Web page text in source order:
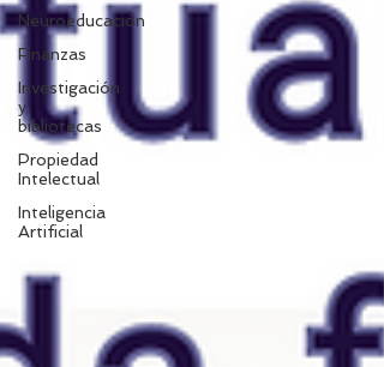
Neuroeducación
Finanzas
Investigación
y
bibliotecas
Propiedad
Intelectual
Inteligencia
Artificial